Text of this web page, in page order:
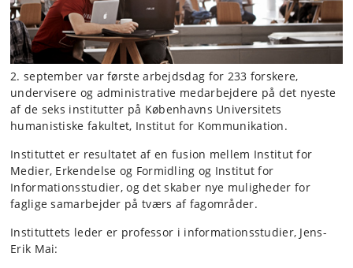
2. september var første arbejdsdag for 233 forskere,
undervisere og administrative medarbejdere på det nyeste
af de seks institutter på Københavns Universitets
humanistiske fakultet, Institut for Kommunikation.
Instituttet er resultatet af en fusion mellem Institut for
Medier, Erkendelse og Formidling og Institut for
Informationsstudier, og det skaber nye muligheder for
faglige samarbejder på tværs af fagområder.
Instituttets leder er professor i informationsstudier, Jens-
Erik Mai: